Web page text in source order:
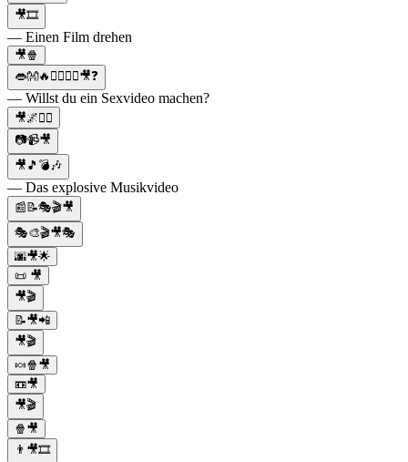
🎥🎞
— Einen Film drehen
🎥🍿
👄👐🔥👨‍❤️‍💋‍👨🎥❓
— Willst du ein Sexvideo machen?
🎥🌌🦸‍♂️
📷📹🎥
🎥🎵💣🎶
— Das explosive Musikvideo
📰📝🎭🎬🎥
🎭🎨🎬🎥🎭
🌆🎥🌟
📜 🎥
🎥🎬
📝🎥📲
🎥🎬
🍬🍿🎥
📼🎥
🎥🎬
🍿🎥
👨🎥🎞